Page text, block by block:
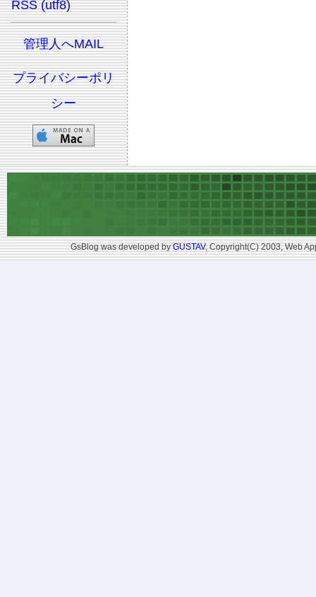
RSS (utf8)
管理人へMAIL
プライバシーポリ
シー
GsBlog was developed byGUSTAV, Copyright(C) 2003, Web